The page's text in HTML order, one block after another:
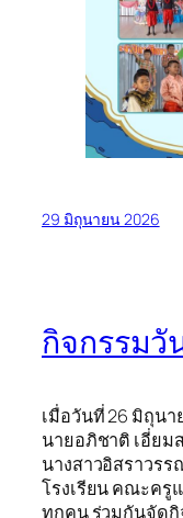
29 มิถุนายน 2026
กิจกรรมวั
เมื่อวันที่ 26 มิถุนา
นายอภิชาติ เอี่ยม
นางสาวอิสราวร
โรงเรียน คณะครู
ทุกคน ร่วมกันจัด